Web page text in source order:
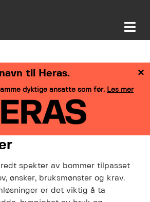
×
til Heras.
dyktige ansatte som før. Les mer
spekter av bommer tilpasset
ønsker, bruksmønster og krav.
er det viktig å ta